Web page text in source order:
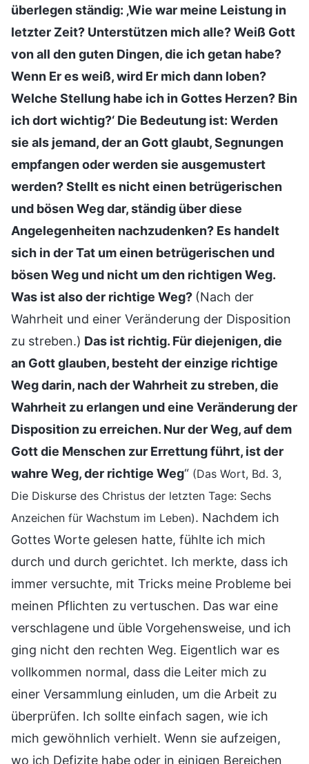
überlegen ständig: ‚Wie war meine Leistung in
letzter Zeit? Unterstützen mich alle? Weiß Gott
von all den guten Dingen, die ich getan habe?
Wenn Er es weiß, wird Er mich dann loben?
Welche Stellung habe ich in Gottes Herzen? Bin
ich dort wichtig?‘ Die Bedeutung ist: Werden
sie als jemand, der an Gott glaubt, Segnungen
empfangen oder werden sie ausgemustert
werden? Stellt es nicht einen betrügerischen
und bösen Weg dar, ständig über diese
Angelegenheiten nachzudenken? Es handelt
sich in der Tat um einen betrügerischen und
bösen Weg und nicht um den richtigen Weg.
Was ist also der richtige Weg? (Nach der
Wahrheit und einer Veränderung der Disposition
zu streben.) Das ist richtig. Für diejenigen, die
an Gott glauben, besteht der einzige richtige
Weg darin, nach der Wahrheit zu streben, die
Wahrheit zu erlangen und eine Veränderung der
Disposition zu erreichen. Nur der Weg, auf dem
Gott die Menschen zur Errettung führt, ist der
wahre Weg, der richtige Weg“ (Das Wort, Bd. 3,
Die Diskurse des Christus der letzten Tage: Sechs
Anzeichen für Wachstum im Leben). Nachdem ich
Gottes Worte gelesen hatte, fühlte ich mich
durch und durch gerichtet. Ich merkte, dass ich
immer versuchte, mit Tricks meine Probleme bei
meinen Pflichten zu vertuschen. Das war eine
verschlagene und üble Vorgehensweise, und ich
ging nicht den rechten Weg. Eigentlich war es
vollkommen normal, dass die Leiter mich zu
einer Versammlung einluden, um die Arbeit zu
überprüfen. Ich sollte einfach sagen, wie ich
mich gewöhnlich verhielt. Wenn sie aufzeigen,
wo ich Defizite habe oder in einigen Bereichen